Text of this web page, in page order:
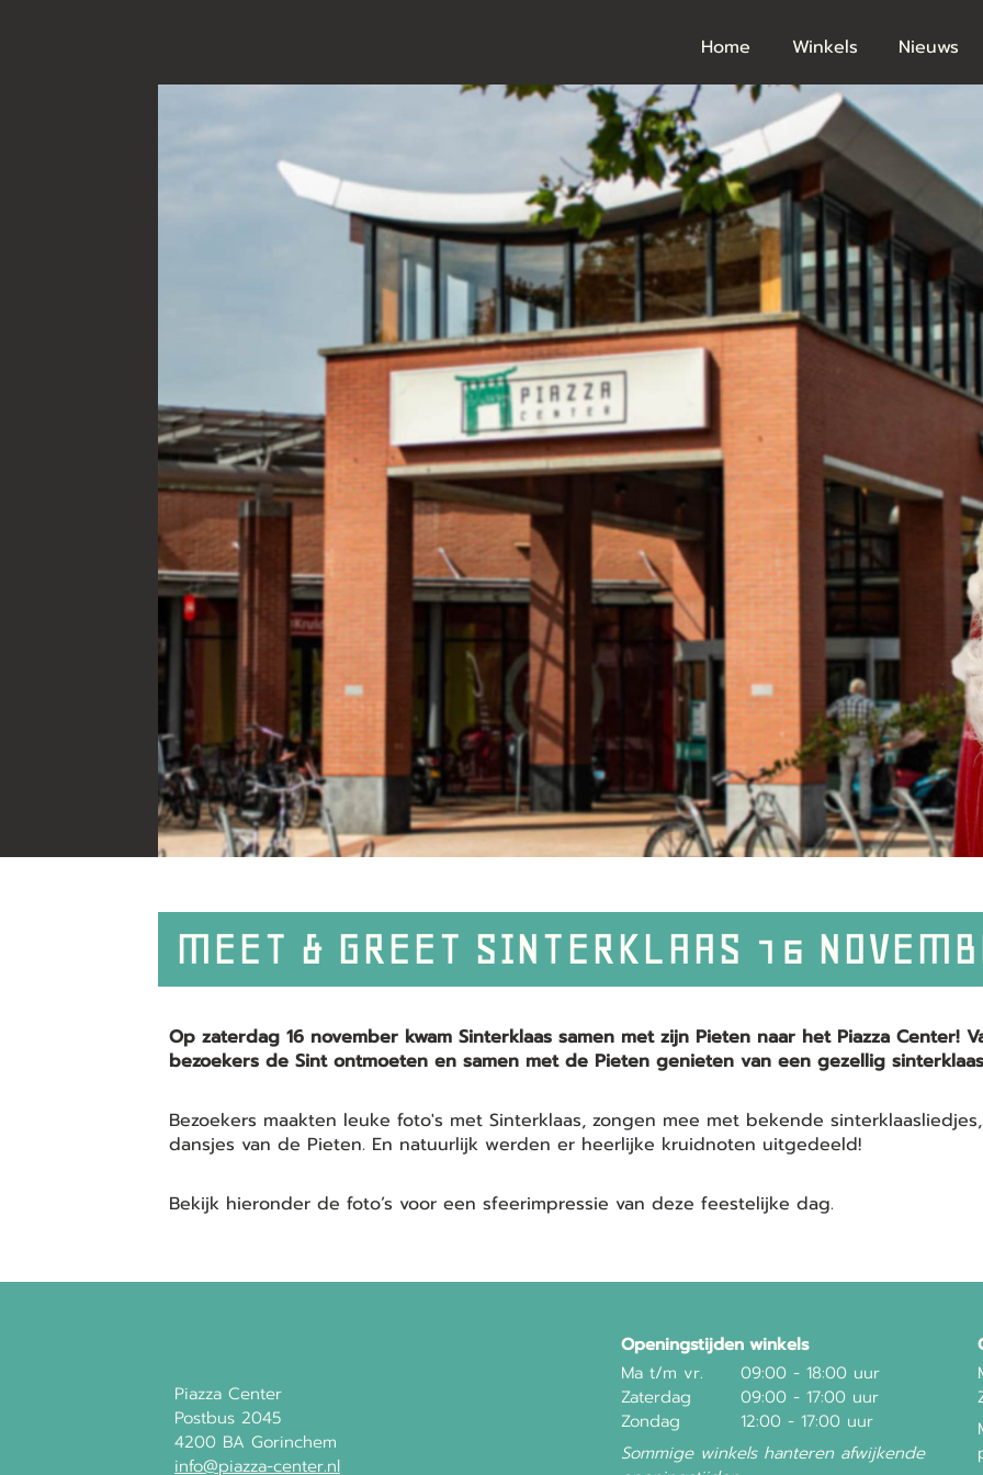
Home Winkels Nieuws
MEET & GREET SINTERKLAAS 16
Op zaterdag 16 november kwam Sinterklaas samen met zijn Pieten naar het Piazza Center!
bezoekers de Sint ontmoeten en samen met de Pieten genieten van een gezellig
Bezoekers maakten leuke foto's met Sinterklaas, zongen mee met bekende
dansjes van de Pieten. En natuurlijk werden er heerlijke kruidnoten uitgedeeld!
Bekijk hieronder de foto’s voor een sfeerimpressie van deze feestelijke dag.
Piazza Center
Postbus 2045
4200 BA Gorinchem
info@piazza-center.nl
Openingstijden winkels
Ma t/m vr.
09:00 - 18:00 uur
Zaterdag
09:00 - 17:00 uur
Zondag
12:00 - 17:00 uur
Sommige winkels hanteren afwijkende